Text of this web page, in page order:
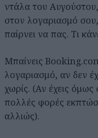
ντάλα του
στον λογαριασμό σου,
παίρνει να πας. Τι
Μπαίνεις
λογαριασμό, αν δεν
χωρίς. (Αν έχεις όμως
πολλές φορές
αλλιώς).